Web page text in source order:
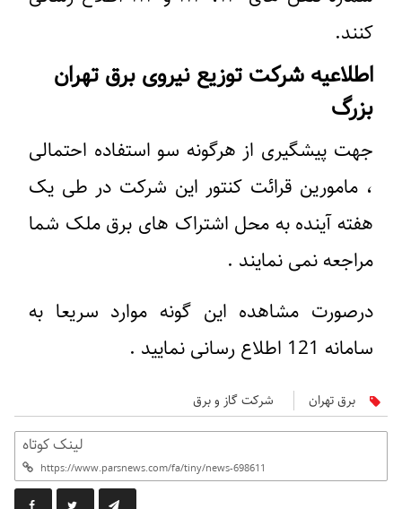
کنند.
اطلاعیه شرکت توزیع نیروی برق تهران
بزرگ
جهت پیشگیری از هرگونه سو استفاده احتمالی
، مامورین قرائت کنتور این شرکت در طی یک
هفته آینده به محل اشتراک های برق ملک شما
مراجعه نمی نمایند .
درصورت مشاهده این گونه موارد سریعا به
سامانه 121 اطلاع رسانی نمایید .
برق تهران شرکت گاز و برق
لینک کوتاه